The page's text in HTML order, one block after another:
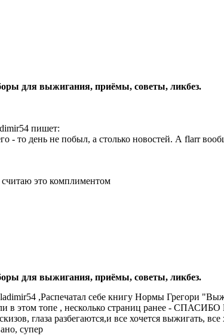
для выжигания, приёмы, советы, ликбез.
пишет:
- то день не побыл, а столько новостей. А flarr
это комплиментом
для выжигания, приёмы, советы, ликбез.
,Распечатал себе книгу Нормы Грегори
в этом топе , несколько страниц ранее -
глаза разбегаются,и все хочется выжигать,
супер